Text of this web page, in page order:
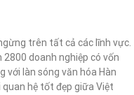
trên tất cả các lĩnh vực.
doanh nghiệp có vốn
với làn sóng văn hóa Hàn
quan hệ tốt đẹp giữa Việt